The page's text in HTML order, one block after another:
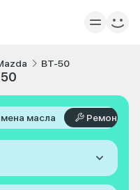
BT-50
масла Ремонт